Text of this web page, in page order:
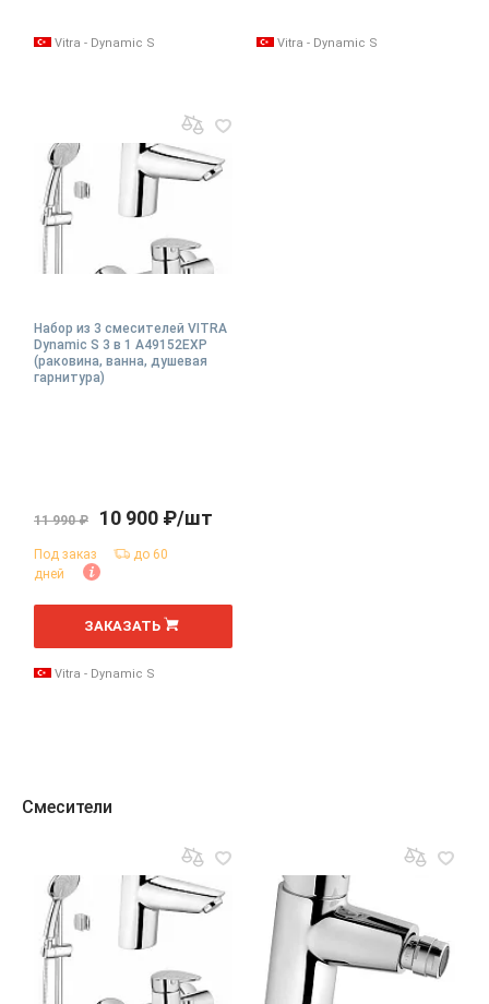
Vitra - Dynamic S Vitra - Dynamic S
Набор из 3 смесителей VITRA
Dynamic S 3 в 1 A49152EXP
(раковина, ванна, душевая
гарнитура)
11 990 ₽ 10 900 ₽/шт
Под заказ
до 60
дней
ЗАКАЗАТЬ
Vitra - Dynamic S
Смесители